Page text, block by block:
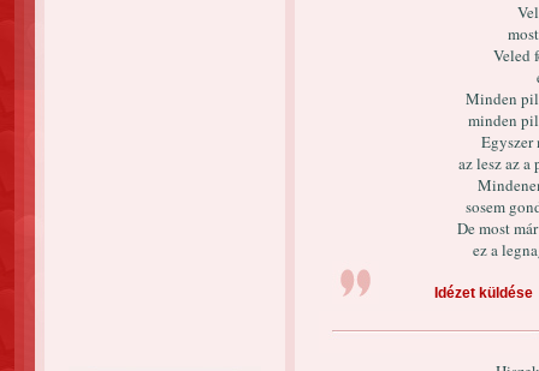
Veled
Minden
minden
Egyszer
az lesz az
sosem
De most
ez a
Idézet küldése